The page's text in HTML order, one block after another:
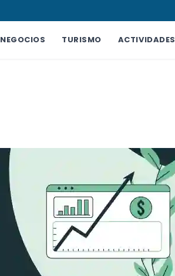
TURISMO ACTIVIDADES